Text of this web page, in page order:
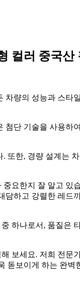
컬러 중국산
량의 성능과 스타
단 기술을 사용하
또한, 경량 설계는
요한지 잘 알고 있
하고 강렬한 레드
하나로서, 품질은
보세요. 저희 전문
돋보이게 하는 완